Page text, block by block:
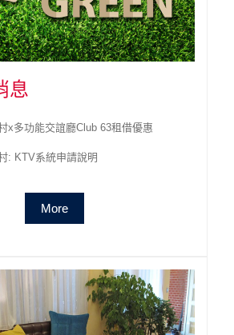
息
x多功能交誼廳Club 63租借優惠
: KTV系統申請說明
More